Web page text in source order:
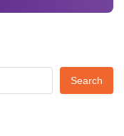
Search